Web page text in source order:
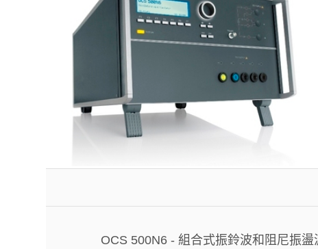
OCS 500N6 - 組合式振鈴波和阻尼振盪